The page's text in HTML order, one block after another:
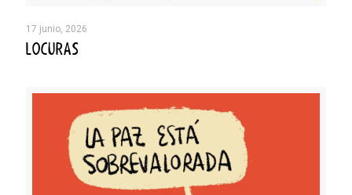
17 junio, 2026
LOCURAS